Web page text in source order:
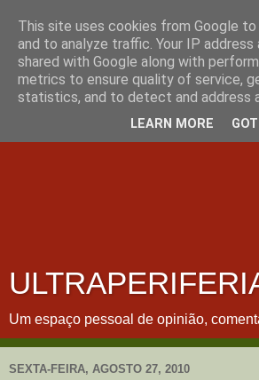
Um espaço pessoal de opinião,
SEXTA-FEIRA, AGOSTO 27, 2010
This site uses cookies from Google
and to analyze traffic. Your IP address
shared with Google along with
metrics to ensure quality of service,
statistics, and to detect and address
LEARN MORE